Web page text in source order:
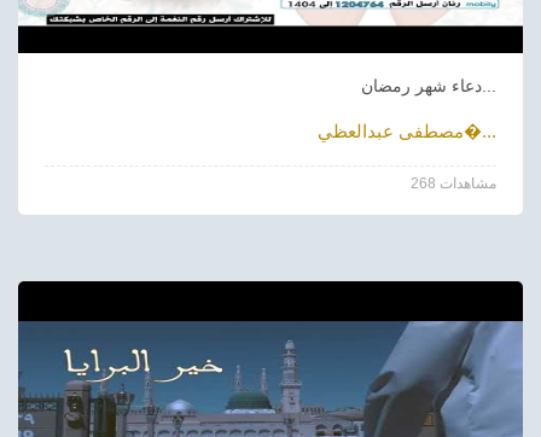
مصطفى عبدالعظي�...
268 مشاهدات